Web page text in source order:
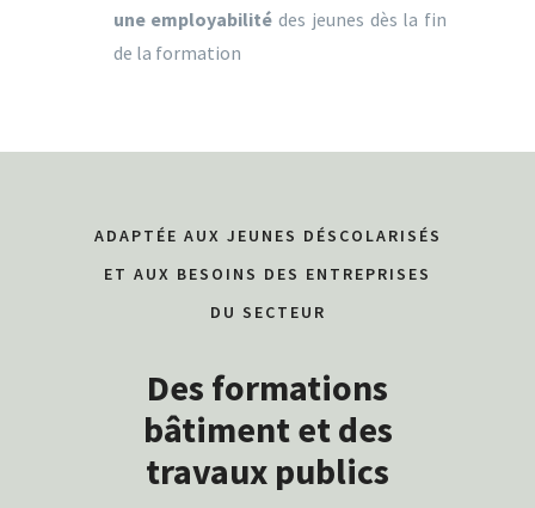
une employabilité des jeunes dès la fin
de la formation
ADAPTÉE AUX JEUNES DÉSCOLARISÉS
ET AUX BESOINS DES ENTREPRISES
DU SECTEUR
Des formations
bâtiment et des
travaux publics